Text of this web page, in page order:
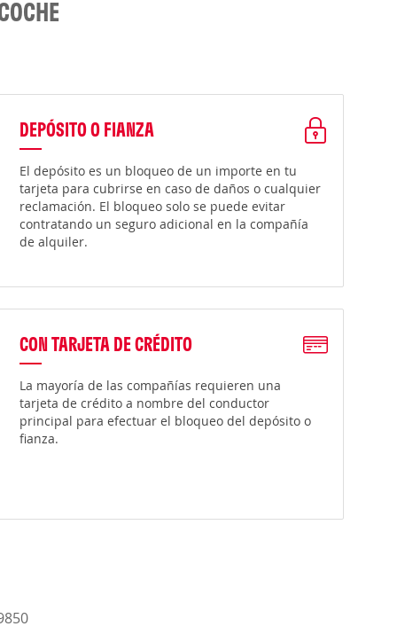
DEPÓSITO O FIANZA
El depósito es un bloqueo de un importe en tu
tarjeta para cubrirse en caso de daños o cualquier
reclamación. El bloqueo solo se puede evitar
contratando un seguro adicional en la compañía
de alquiler.
CON TARJETA DE CRÉDITO
La mayoría de las compañías requieren una
tarjeta de crédito a nombre del conductor
principal para efectuar el bloqueo del depósito o
fianza.